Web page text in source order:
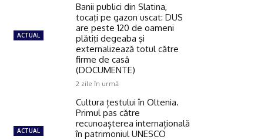
ACTUAL
Banii publici din Slatina,
tocaţi pe gazon uscat: DUS
are peste 120 de oameni
plătiţi degeaba şi
externalizează totul către
firme de casă
(DOCUMENTE)
2 zile în urmă
ACTUAL
Cultura țestului în Oltenia.
Primul pas către
recunoașterea internațională
în patrimoniul UNESCO